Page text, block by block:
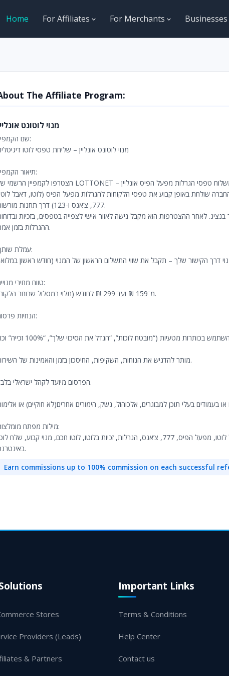
Home For Affiliates For Merchants Businesses
The Affiliate Program:
מנוי לוטונט
שם הקמפיין:
מנוי לוטונט אונליין – שליחת טפסי לוטו
תיאור הקמפיין:
שולחת באופן קבוע את טפסי הלקוחות להגרלות מפעל הפיס (לוטו, דאבל
777, צ’אנס ו-123) דרך תחנות מורשות.
לאחר ההצטרפות הוא מקבל גישה לאזור אישי לצפייה בטפסים, בזכיות
ההגרלות בזמן אמת.
עמלת שותף:
טווח מחירי מנויים:
מ־159 ₪ ועד 299 ₪ לחודש (תלוי במסלול שבוחר הלקוח).
הנחיות פרסום:
מותר להדגיש את הנוחות, השקיפות, החיסכון בזמן והאמינות של השירות.
הפרסום מיועד לקהל ישראלי בלבד.
מילות מפתח מומלצות:
לוטו, לוטונט, שליחת לוטו אונליין, מנוי לוטו, דאבל לוטו, מפעל הפיס, 777, צ’אנס, הגרלות, זכיות בלוטו, לוטו חכם, מנוי קבוע, שלח
באינטרנט.
Earn commissions up to 100% commission on each successful
Stores
Providers (Leads)
& Partners
Important Links
Terms & Conditions
Help Center
Contact us